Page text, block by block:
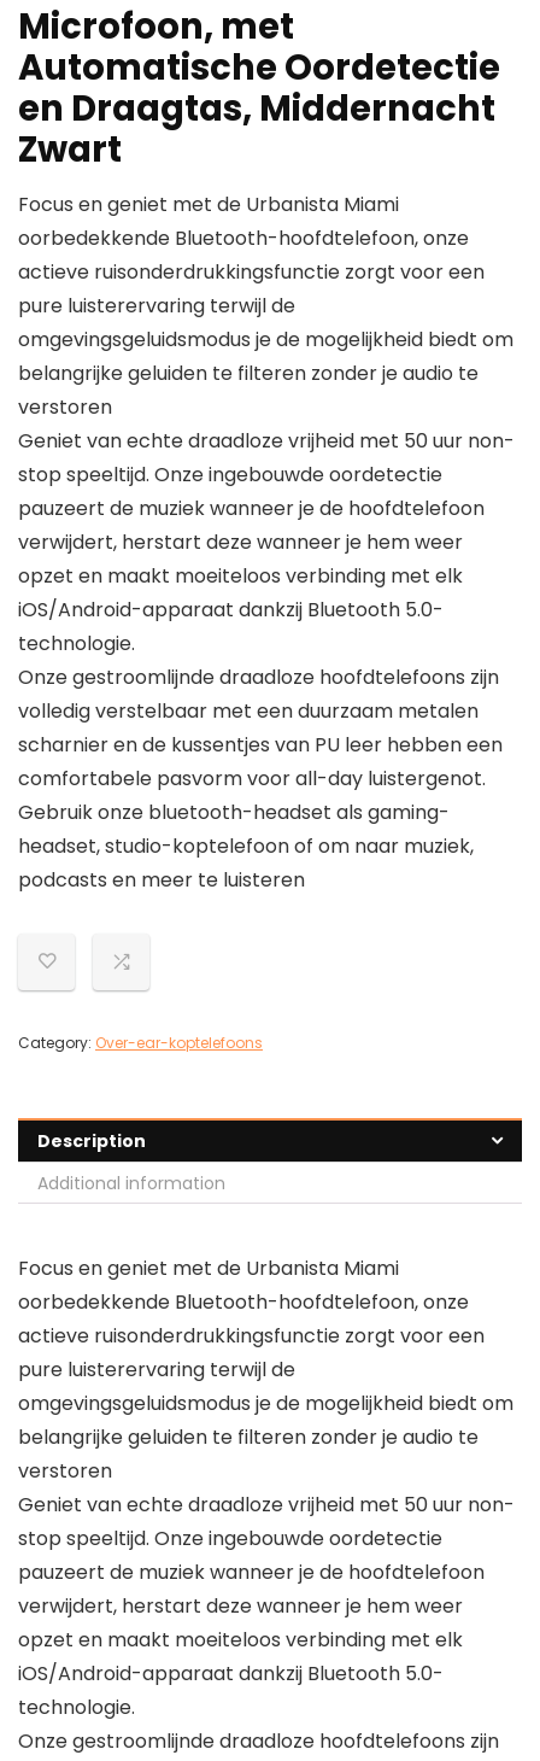
Microfoon, met
Automatische Oordetectie
en Draagtas, Middernacht
Zwart
Focus en geniet met de Urbanista Miami
oorbedekkende Bluetooth-hoofdtelefoon, onze
actieve ruisonderdrukkingsfunctie zorgt voor een
pure luisterervaring terwijl de
omgevingsgeluidsmodus je de mogelijkheid biedt om
belangrijke geluiden te filteren zonder je audio te
verstoren
Geniet van echte draadloze vrijheid met 50 uur non-
stop speeltijd. Onze ingebouwde oordetectie
pauzeert de muziek wanneer je de hoofdtelefoon
verwijdert, herstart deze wanneer je hem weer
opzet en maakt moeiteloos verbinding met elk
iOS/Android-apparaat dankzij Bluetooth 5.0-
technologie.
Onze gestroomlijnde draadloze hoofdtelefoons zijn
volledig verstelbaar met een duurzaam metalen
scharnier en de kussentjes van PU leer hebben een
comfortabele pasvorm voor all-day luistergenot.
Gebruik onze bluetooth-headset als gaming-
headset, studio-koptelefoon of om naar muziek,
podcasts en meer te luisteren
Category: Over-ear-koptelefoons
Description
Additional information
Focus en geniet met de Urbanista Miami
oorbedekkende Bluetooth-hoofdtelefoon, onze
actieve ruisonderdrukkingsfunctie zorgt voor een
pure luisterervaring terwijl de
omgevingsgeluidsmodus je de mogelijkheid biedt om
belangrijke geluiden te filteren zonder je audio te
verstoren
Geniet van echte draadloze vrijheid met 50 uur non-
stop speeltijd. Onze ingebouwde oordetectie
pauzeert de muziek wanneer je de hoofdtelefoon
verwijdert, herstart deze wanneer je hem weer
opzet en maakt moeiteloos verbinding met elk
iOS/Android-apparaat dankzij Bluetooth 5.0-
technologie.
Onze gestroomlijnde draadloze hoofdtelefoons zijn